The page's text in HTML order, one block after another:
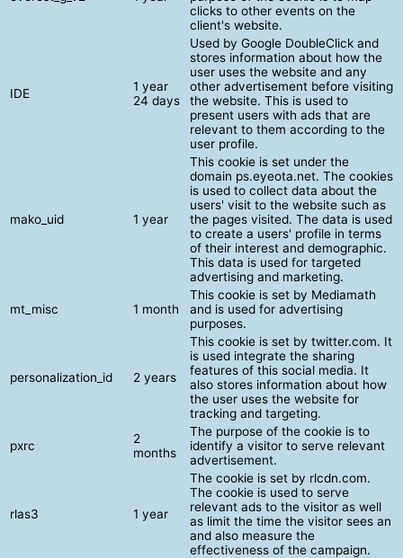
clicks to other events on the
client's website.
IDE
1 year
24 days
Used by Google DoubleClick and
stores information about how the
user uses the website and any
other advertisement before visiting
the website. This is used to
present users with ads that are
relevant to them according to the
user profile.
mako_uid 1 year
This cookie is set under the
domain ps.eyeota.net. The cookies
is used to collect data about the
users' visit to the website such as
the pages visited. The data is used
to create a users' profile in terms
of their interest and demographic.
This data is used for targeted
advertising and marketing.
mt_misc 1 month
This cookie is set by Mediamath
and is used for advertising
purposes.
personalization_id 2 years
This cookie is set by twitter.com. It
is used integrate the sharing
features of this social media. It
also stores information about how
the user uses the website for
tracking and targeting.
pxrc
2
months
The purpose of the cookie is to
identify a visitor to serve relevant
advertisement.
rlas3 1 year
The cookie is set by rlcdn.com.
The cookie is used to serve
relevant ads to the visitor as well
as limit the time the visitor sees an
and also measure the
effectiveness of the campaign.